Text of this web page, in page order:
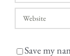
Save my